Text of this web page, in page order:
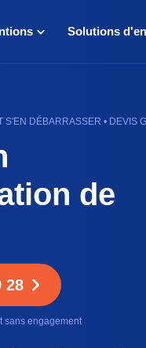
Solutions
DÉBARRASSER • DEVIS
de
28
sans engagement